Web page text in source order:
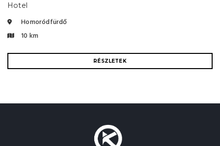
Hotel
Homoródfürdő
10 km
RÉSZLETEK